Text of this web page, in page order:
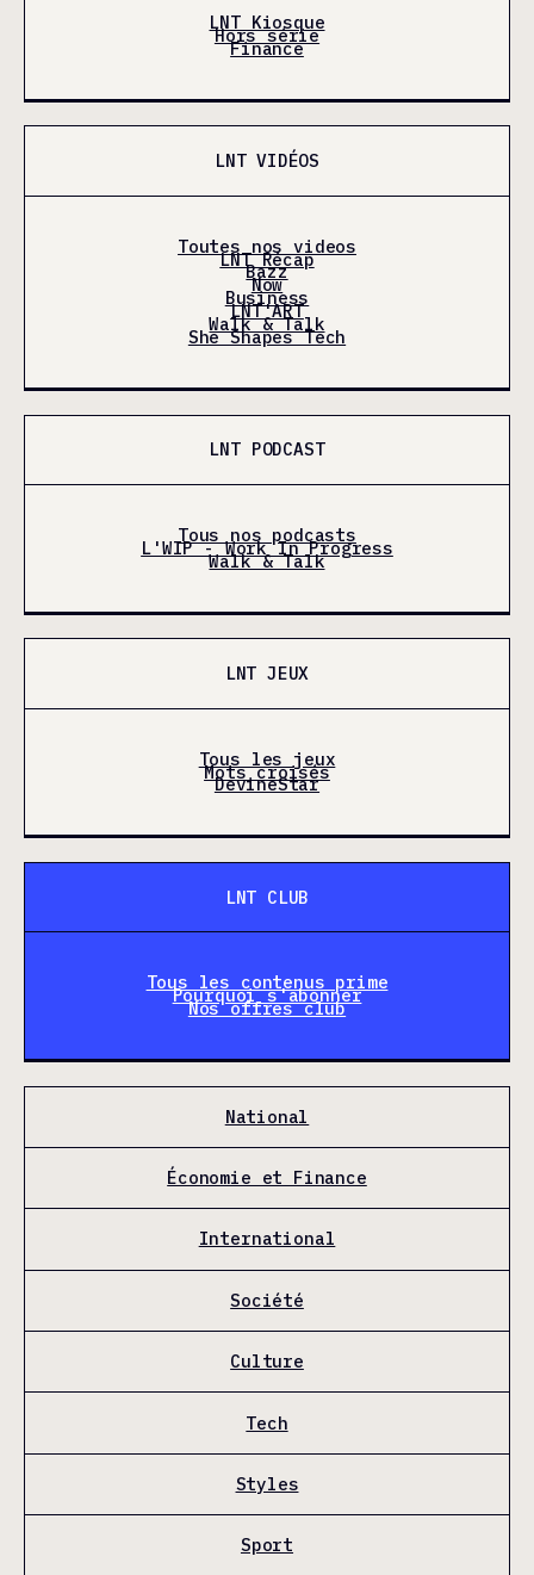
LNT Kiosque
Hors série
Finance
LNT VIDÉOS
Toutes nos videos
LNT Récap
Bazz
Now
Business
LNT'ART
Walk & Talk
She Shapes Tech
LNT PODCAST
Tous nos podcasts
L'WIP - Work In Progress
Walk & Talk
LNT JEUX
Tous les jeux
Mots croisés
DevineStar
LNT CLUB
Tous les contenus prime
Pourquoi s'abonner
Nos offres club
National
Économie et Finance
International
Société
Culture
Tech
Styles
Sport